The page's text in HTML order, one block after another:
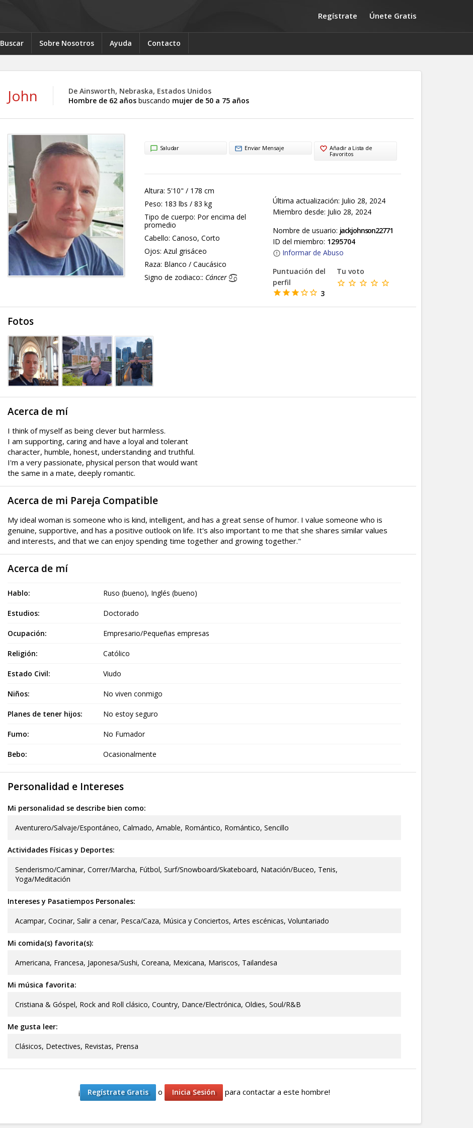
Regístrate Únete Gratis
Buscar Sobre Nosotros Ayuda Contacto
John
De Ainsworth, Nebraska, Estados Unidos
Hombre de 62 añosbuscando mujer de 50 a 75 años
Saludar Enviar Mensaje
Añadir a Lista de
Favoritos
Altura: 5'10" / 178 cm
Peso: 183 lbs / 83 kg
Tipo de cuerpo: Por encima del
promedio
Cabello: Canoso, Corto
Ojos: Azul grisáceo
Raza: Blanco / Caucásico
Signo de zodiaco:: Cáncer
Última actualización: Julio 28, 2024
Miembro desde: Julio 28, 2024
Nombre de usuario: jackjohnson22771
ID del miembro: 1295704
Informar de Abuso
Puntuación del
perfil
3
Tu voto
Fotos
Acerca de mí
I think of myself as being clever but harmless.
I am supporting, caring and have a loyal and tolerant
character, humble, honest, understanding and truthful.
I'm a very passionate, physical person that would want
the same in a mate, deeply romantic.
Acerca de mi Pareja Compatible
My ideal woman is someone who is kind, intelligent, and has a great sense of humor. I value someone who is
genuine, supportive, and has a positive outlook on life. It's also important to me that she shares similar values
and interests, and that we can enjoy spending time together and growing together."
Acerca de mí
Hablo: Ruso (bueno), Inglés (bueno)
Estudios: Doctorado
Ocupación: Empresario/Pequeñas empresas
Religión: Católico
Estado Civil: Viudo
Niños: No viven conmigo
Planes de tener hijos: No estoy seguro
Fumo: No Fumador
Bebo: Ocasionalmente
Personalidad e Intereses
Mi personalidad se describe bien como:
Aventurero/Salvaje/Espontáneo, Calmado, Amable, Romántico, Romántico, Sencillo
Actividades Físicas y Deportes:
Senderismo/Caminar, Correr/Marcha, Fútbol, Surf/Snowboard/Skateboard, Natación/Buceo, Tenis,
Yoga/Meditación
Intereses y Pasatiempos Personales:
Acampar, Cocinar, Salir a cenar, Pesca/Caza, Música y Conciertos, Artes escénicas, Voluntariado
Mi comida(s) favorita(s):
Americana, Francesa, Japonesa/Sushi, Coreana, Mexicana, Mariscos, Tailandesa
Mi música favorita:
Cristiana & Góspel, Rock and Roll clásico, Country, Dance/Electrónica, Oldies, Soul/R&B
Me gusta leer:
Clásicos, Detectives, Revistas, Prensa
¡ Regístrate Gratis o Inicia Sesión para contactar a este hombre!